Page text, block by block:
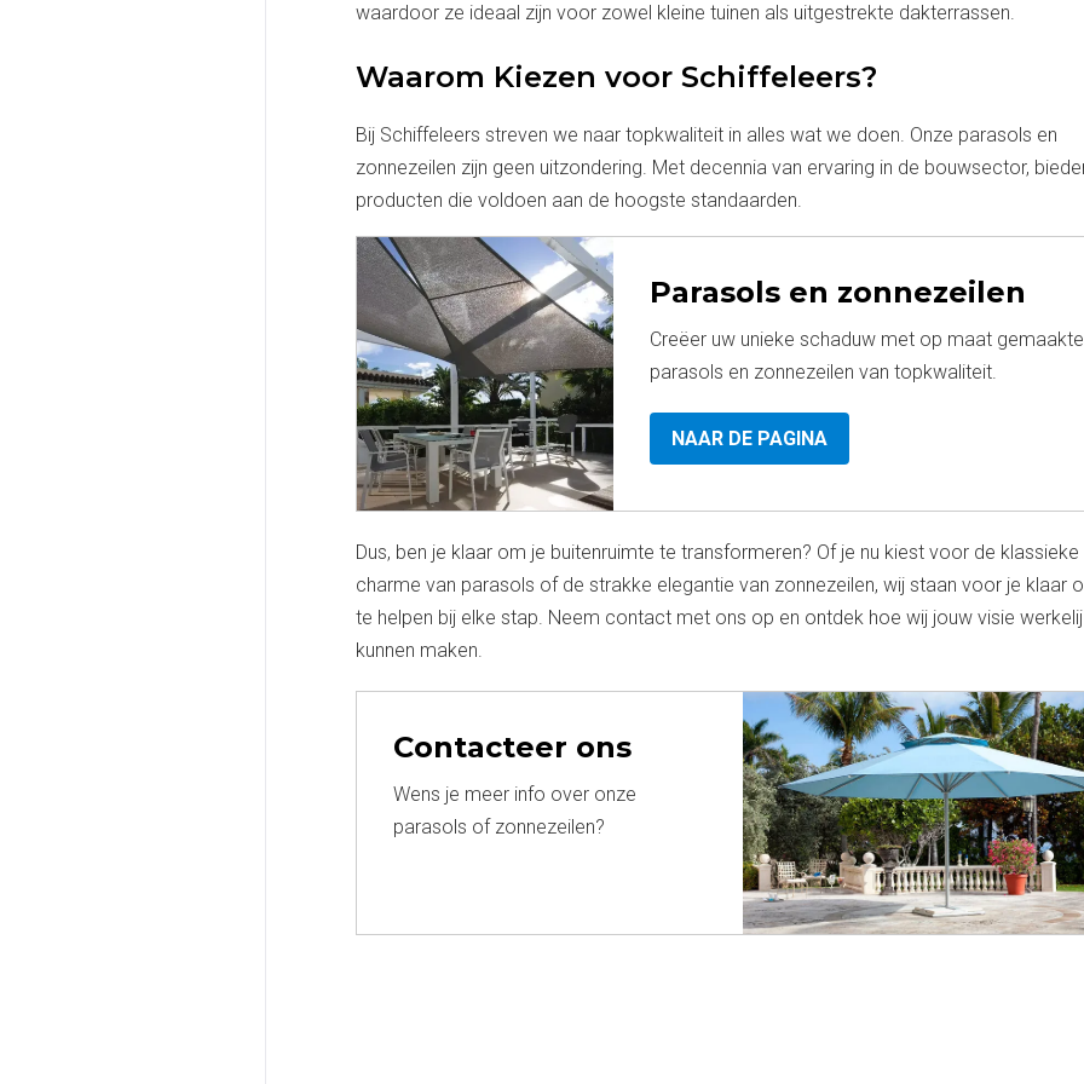
waardoor ze ideaal zijn voor zowel kleine tuinen als uitgestrekte dakterrassen.
Waarom Kiezen voor Schiffeleers?
Bij Schiffeleers streven we naar topkwaliteit in alles wat we doen. Onze parasols en
zonnezeilen zijn geen uitzondering. Met decennia van ervaring in de bouwsector,
producten die voldoen aan de hoogste standaarden.
Parasols en zonnezeilen
Creëer uw unieke schaduw met op maat gemaakte
parasols en zonnezeilen van topkwaliteit.
NAAR DE PAGINA
Dus, ben je klaar om je buitenruimte te transformeren? Of je nu kiest voor de klassieke
charme van parasols of de strakke elegantie van zonnezeilen, wij staan voor je klaar
te helpen bij elke stap. Neem contact met ons op en ontdek hoe wij jouw visie
kunnen maken.
Contacteer ons
Wens je meer info over onze
parasols of zonnezeilen?